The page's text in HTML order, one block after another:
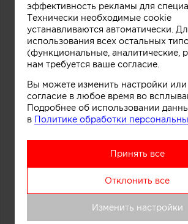
эффективность рекламы для
Технически необходимые cookie
устанавливаются автоматически.
использования всех остальных
(функциональные, аналитические,
нам требуется ваше согласие.
Вы можете изменить настройки или
согласие в любое время во
Подробнее об использовании
в Политике обработки
Принять все
Отклонить все
Изменить настройки